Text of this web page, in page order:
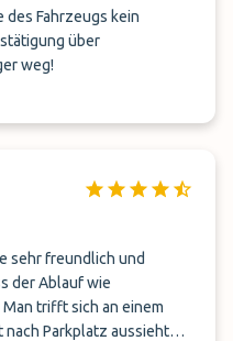
des Fahrzeugs kein
über
weg!
sehr freundlich und
der Ablauf wie
trifft sich an einem
nach Parkplatz aussieht